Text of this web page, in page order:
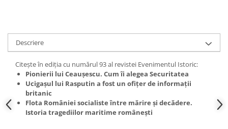
Capital
Evenimentul Istoric
Evenimentul istoric - editii
electronice
Descriere
Citește în ediția cu numărul 93 al revistei Evenimentul Istoric:
Pionierii lui Ceaușescu. Cum îi alegea Securitatea
Ucigașul lui Rasputin a fost un ofițer de informații
britanic
Flota României socialiste între mărire și decădere.
Istoria tragediilor maritime românești